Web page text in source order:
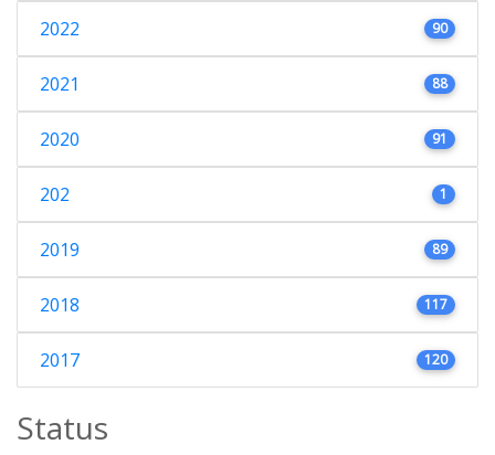
2022 90
2021 88
2020 91
202 1
2019 89
2018 117
2017 120
Status